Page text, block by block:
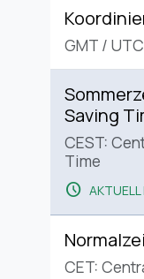
GMT / UTC
Saving
CEST:
Time
schedule AKTUELL
CET: